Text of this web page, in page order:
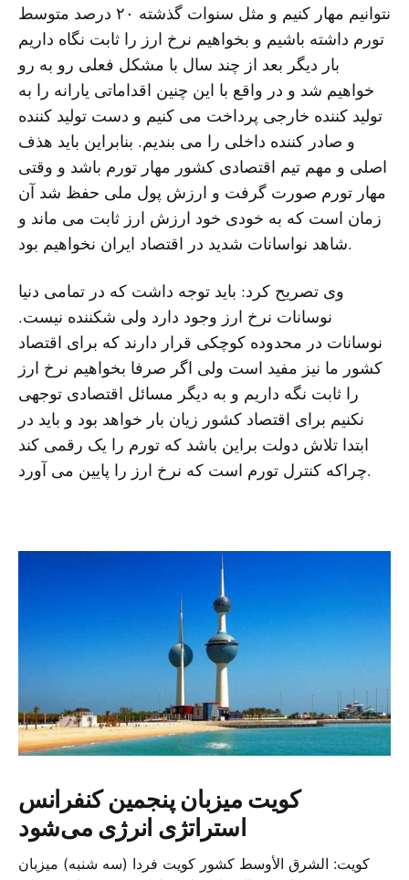
نتوانیم مهار کنیم و مثل سنوات گذشته ۲۰ درصد متوسط
تورم داشته باشیم و بخواهیم نرخ ارز را ثابت نگاه داریم
بار دیگر بعد از چند سال با مشکل فعلی رو به رو
خواهیم شد و در واقع با این چنین اقداماتی یارانه را به
تولید کننده خارجی پرداخت می کنیم و دست تولید کننده
و صادر کننده داخلی را می بندیم. بنابراین باید هذف
اصلی و مهم تیم اقتصادی کشور مهار تورم باشد و وقتی
مهار تورم صورت گرفت و ارزش پول ملی حفظ شد آن
زمان است که به خودی خود ارزش ارز ثابت می ماند و
شاهد نواسانات شدید در اقتصاد ایران نخواهیم بود.
وی تصریح کرد: باید توجه داشت که در تمامی دنیا
نوسانات نرخ ارز وجود دارد ولی شکننده نیست.
نوسانات در محدوده کوچکی قرار دارند که برای اقتصاد
کشور ما نیز مفید است ولی اگر صرفا بخواهیم نرخ ارز
را ثابت نگه داریم و به دیگر مسائل اقتصادی توجهی
نکنیم برای اقتصاد کشور زیان بار خواهد بود و باید در
ابتدا تلاش دولت براین باشد که تورم را یک رقمی کند
چراکه کنترل تورم است که نرخ ارز را پایین می آورد.
کویت میزبان پنجمین کنفرانس
استراتژی انرژی می‌شود
کویت: الشرق الأوسط کشور کویت فردا (سه شنبه) میزبان